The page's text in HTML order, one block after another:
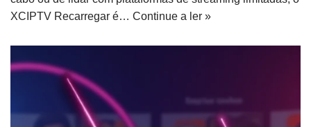
XCIPTV Recarregar é… Continue a ler »